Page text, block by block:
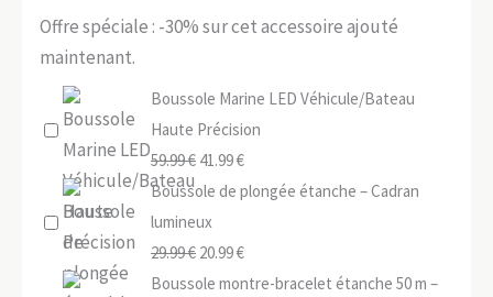
Offre spéciale : -30% sur cet accessoire ajouté
maintenant.
Boussole Marine LED Véhicule/Bateau
Haute Précision
59.99€ Le
prix
initial
était :
59.99 €.
41.99€Le
prix
est :
41.99 €.
Boussole de plongée étanche – Cadran
lumineux
29.99€ Le
prix
20.99€Le
prix
Boussole montre-bracelet étanche 50 m –